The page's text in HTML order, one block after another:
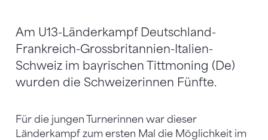
Am U13-Länderkampf Deutschland-
Frankreich-Grossbritannien-Italien-
Schweiz im bayrischen Tittmoning (De)
wurden die Schweizerinnen Fünfte.
Für die jungen Turnerinnen war dieser
Länderkampf zum ersten Mal die Möglichkeit im